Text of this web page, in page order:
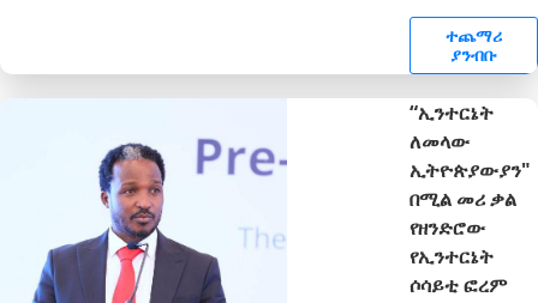
ተጨማሪ
ያንብቡ
“ኢንተርኔት
ለመላው
ኢትዮጵያውያን"
በሚል መሪ ቃል
የዘንድሮው
የኢንተርኔት
ሶሳይቲ ፎረም